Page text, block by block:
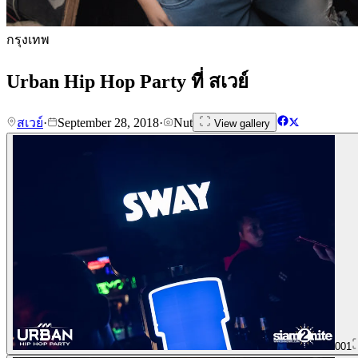
กรุงเทพ
Urban Hip Hop Party ที่ สเวย์
สเวย์· September 28, 2018· Nut View gallery
001